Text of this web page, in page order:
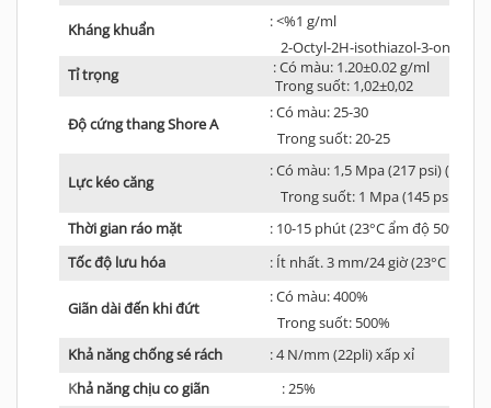
Kháng khuẩn
: <%1 g/ml
2-Octyl-2H-isothiazol-3-one
Tỉ trọng
: Có màu: 1.20±0.02 g/ml
Trong suốt: 1,02±0,02
Độ cứng thang Shore A
: Có màu: 25-30
Trong suốt: 20-25
Lực kéo căng
: Có màu: 1,5 Mpa (217 psi) (23°C
Trong suốt: 1 Mpa (145 psi)
Thời gian ráo mặt
: 10-15 phút (23°C ẩm độ 50% R.H)
Tốc độ lưu hóa
: Ít nhất. 3 mm/24 giờ (23°C ẩm
Giãn dài đến khi đứt
: Có màu: 400%
Trong suốt: 500%
Khả năng chống sé rách
: 4 N/mm (22pli) xấp xỉ
Khả năng chịu co giãn : 25%